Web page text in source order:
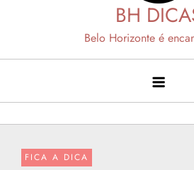
BH
Belo Horizonte é
FICA A DICA